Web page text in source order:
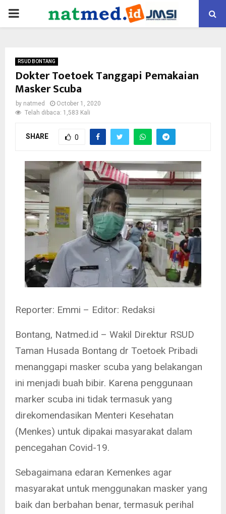
PRIMARY
RSUD BONTANG
Dokter Toetoek Tanggapi Pemakaian
Masker Scuba
by natmed
October 1, 2020
Telah dibaca: 1,583 Kali
SHARE 0
Reporter: Emmi – Editor: Redaksi
Bontang, Natmed.id – Wakil Direktur RSUD
Taman Husada Bontang dr Toetoek Pribadi
menanggapi masker scuba yang belakangan
ini menjadi buah bibir. Karena penggunaan
marker scuba ini tidak termasuk yang
direkomendasikan Menteri Kesehatan
(Menkes) untuk dipakai masyarakat dalam
pencegahan Covid-19.
Sebagaimana edaran Kemenkes agar
masyarakat untuk menggunakan masker yang
baik dan berbahan benar, termasuk perihal